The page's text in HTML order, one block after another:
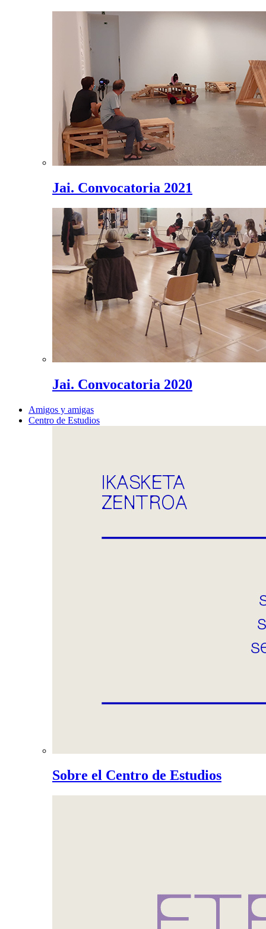
Jai. Convocatoria 2021
Jai. Convocatoria 2020
Amigos y amigas
Centro de Estudios
Sobre el Centro de Estudios